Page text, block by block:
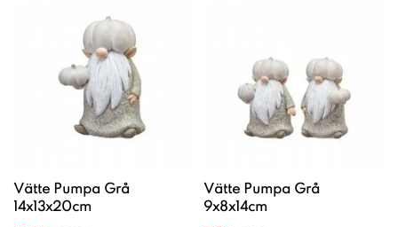
Vätte Pumpa Grå
14x13x20cm
Vätte Pumpa Grå
9x8x14cm